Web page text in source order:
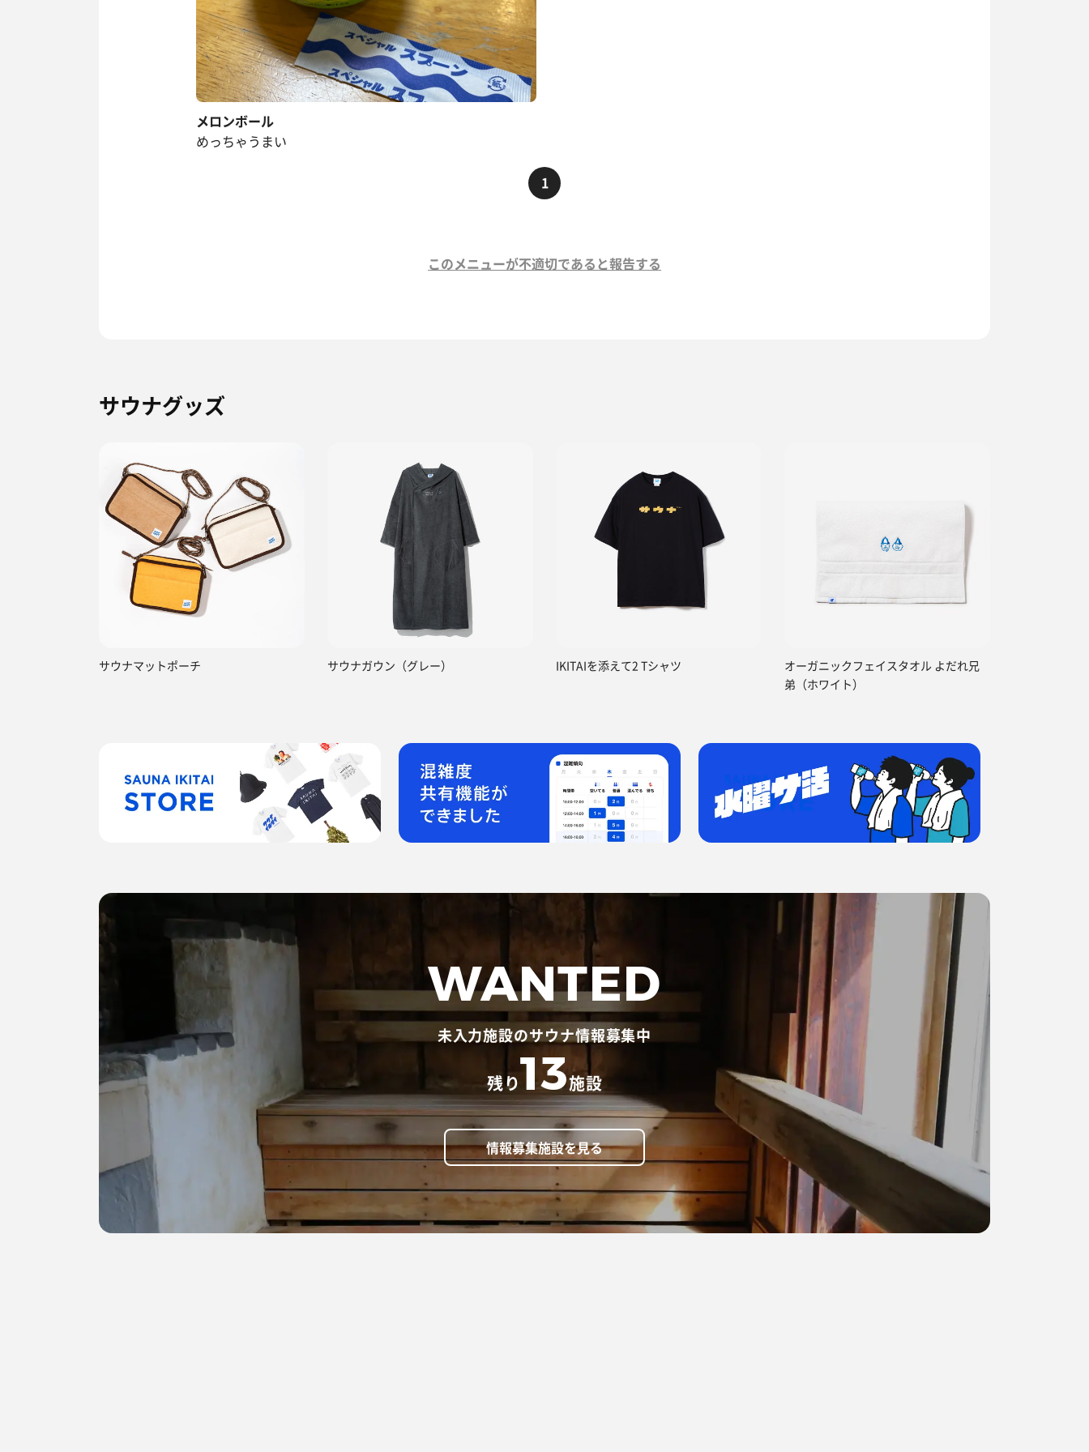
メロンボール
めっちゃうまい
1
このメニューが不適切であると報告する
サウナグッズ
サウナマットポーチ サウナガウン（グレー） IKITAIを添えて2 Tシャツ
オーガニックフェイスタオル よだれ兄
弟（ホワイト）
WANTED
未入力施設のサウナ情報募集中
残り13施設
情報募集施設を見る